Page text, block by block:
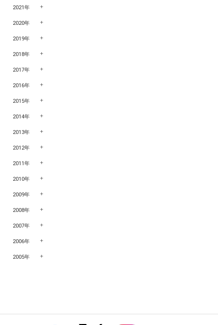
2021年
2020年
2019年
2018年
2017年
2016年
2015年
2014年
2013年
2012年
2011年
2010年
2009年
2008年
2007年
2006年
2005年